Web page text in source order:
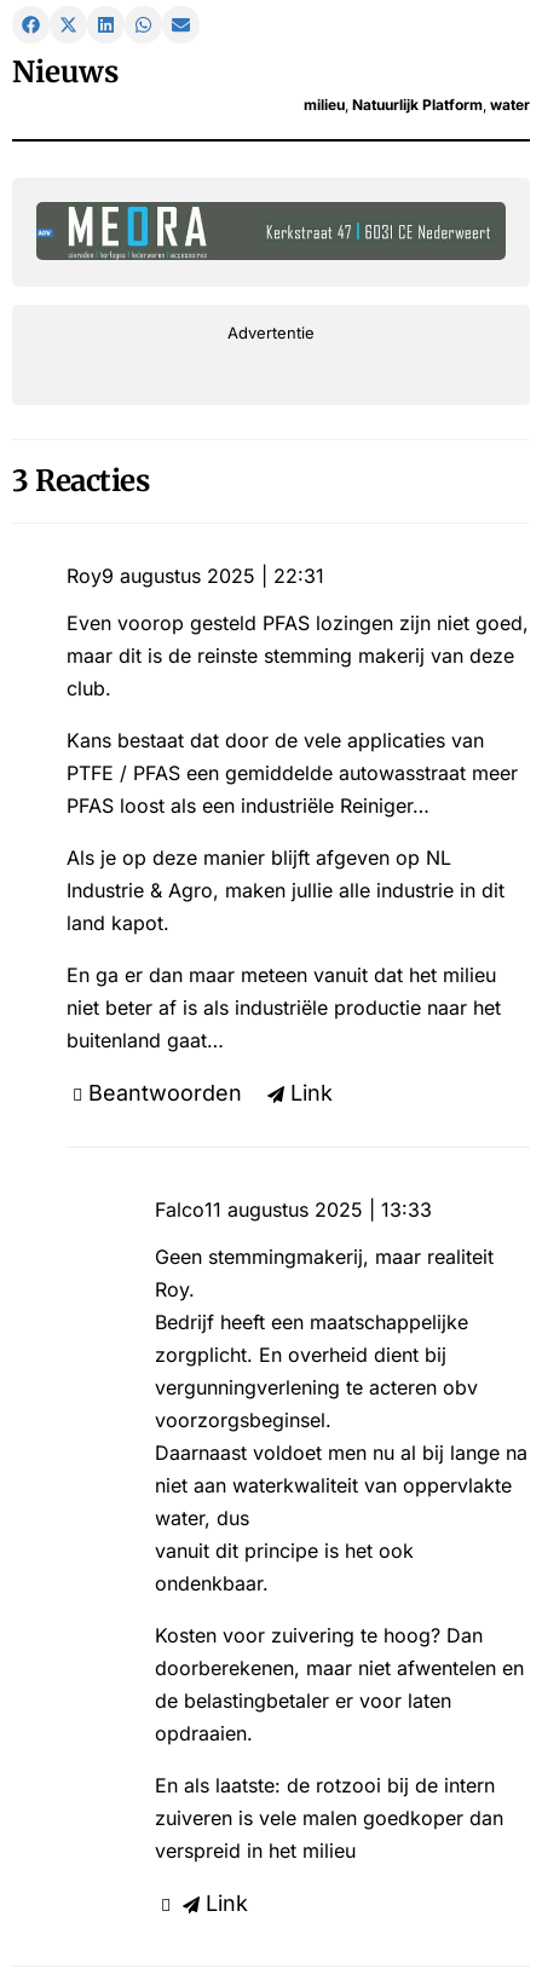
Nieuws
milieu, Natuurlijk Platform, water
Advertentie
3 Reacties
Roy9 augustus 2025 | 22:31
Even voorop gesteld PFAS lozingen zijn niet goed,
maar dit is de reinste stemming makerij van deze
club.
Kans bestaat dat door de vele applicaties van
PTFE / PFAS een gemiddelde autowasstraat meer
PFAS loost als een industriële Reiniger…
Als je op deze manier blijft afgeven op NL
Industrie & Agro, maken jullie alle industrie in dit
land kapot.
En ga er dan maar meteen vanuit dat het milieu
niet beter af is als industriële productie naar het
buitenland gaat…
Beantwoorden Link
Falco11 augustus 2025 | 13:33
Geen stemmingmakerij, maar realiteit
Roy.
Bedrijf heeft een maatschappelijke
zorgplicht. En overheid dient bij
vergunningverlening te acteren obv
voorzorgsbeginsel.
Daarnaast voldoet men nu al bij lange na
niet aan waterkwaliteit van oppervlakte
water, dus
vanuit dit principe is het ook
ondenkbaar.
Kosten voor zuivering te hoog? Dan
doorberekenen, maar niet afwentelen en
de belastingbetaler er voor laten
opdraaien.
En als laatste: de rotzooi bij de intern
zuiveren is vele malen goedkoper dan
verspreid in het milieu
Link